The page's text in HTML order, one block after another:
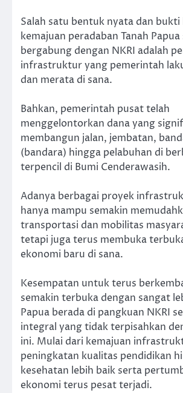
Salah satu bentuk nyata dan
kemajuan peradaban Tanah
bergabung dengan NKRI adalah
infrastruktur yang pemerintah
dan merata di sana.
Bahkan, pemerintah pusat telah
menggelontorkan dana yang
membangun jalan, jembatan,
(bandara) hingga pelabuhan di
terpencil di Bumi Cenderawasih.
Adanya berbagai proyek
hanya mampu semakin
transportasi dan mobilitas
tetapi juga terus membuka
ekonomi baru di sana.
Kesempatan untuk terus
semakin terbuka dengan sangat
Papua berada di pangkuan NKRI
integral yang tidak terpisahkan
ini. Mulai dari kemajuan
peningkatan kualitas pendidikan
kesehatan lebih baik serta
ekonomi terus pesat terjadi.